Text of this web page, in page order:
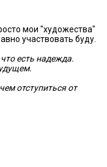
мои "художества"
участвовать буду.
есть надежда.
отступиться от